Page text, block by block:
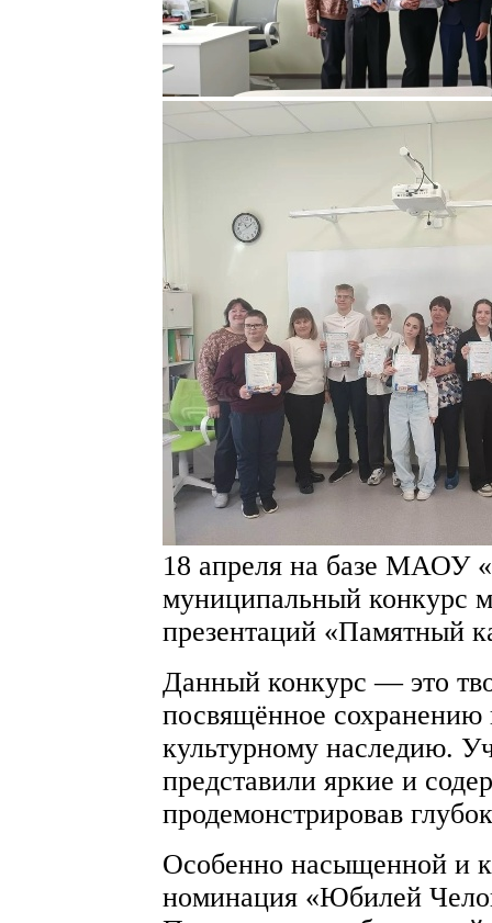
18 апреля на базе
муниципальный конкурс
презентаций «Памятный
Данный конкурс — это
посвящённое сохранению
культурному наследию.
представили яркие и
продемонстрировав
Особенно насыщенной и
номинация «Юбилей